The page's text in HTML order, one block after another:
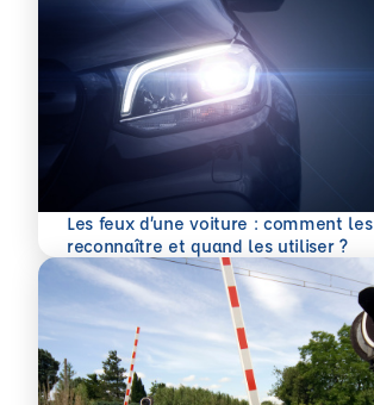
Les feux d’une voiture : comment les
reconnaître et quand les utiliser ?
En savoir plus